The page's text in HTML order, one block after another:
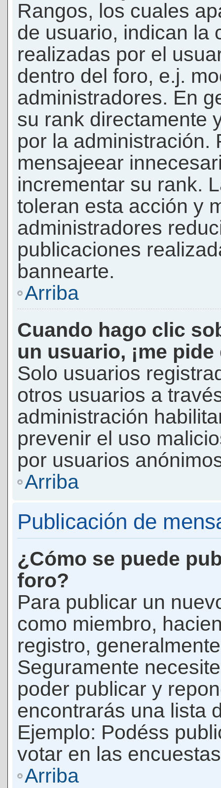
Rangos, los cuales
de usuario, indican la
realizadas por el
dentro del foro, e.j.
administradores. En
su rank directamente
por la administración.
mensajeear
incrementar su rank.
toleran esta acción y
administradores
publicaciones
bannearte.
Arriba
Cuando hago clic
un usuario, ¡me
Solo usuarios
otros usuarios a
administración
prevenir el uso
por usuarios
Arriba
Publicación de
¿Cómo se puede
foro?
Para publicar un
como miembro,
registro,
Seguramente
poder publicar y
encontrarás una lista
Ejemplo: Podéss
votar en las
Arriba